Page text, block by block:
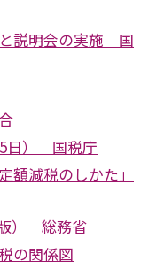
説明会の実施 国
5日） 国税庁
減税のしかた」
） 総務省
の関係図